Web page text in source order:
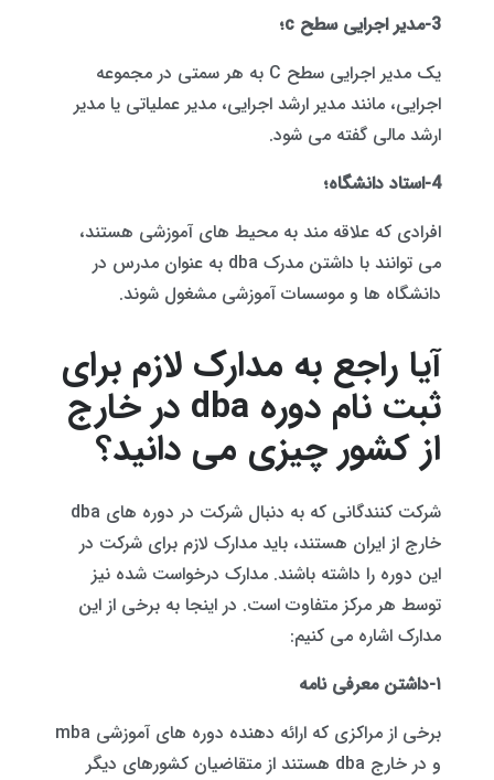
3-مدیر اجرایی سطح c؛
یک مدیر اجرایی سطح C به هر سمتی در مجموعه
اجرایی، مانند مدیر ارشد اجرایی، مدیر عملیاتی یا مدیر
ارشد مالی گفته می شود.
4-استاد دانشگاه؛
افرادی که علاقه مند به محیط های آموزشی هستند،
می توانند با داشتن مدرک dba به عنوان مدرس در
دانشگاه ها و موسسات آموزشی مشغول شوند.
آیا راجع به مدارک لازم برای
ثبت نام دوره dba در خارج
از کشور چیزی می دانید؟
شرکت کنندگانی که به دنبال شرکت در دوره های dba
خارج از ایران هستند، باید مدارک لازم برای شرکت در
این دوره را داشته باشند. مدارک درخواست شده نیز
توسط هر مرکز متفاوت است. در اینجا به برخی از این
مدارک اشاره می کنیم:
۱-داشتن معرفی نامه
برخی از مراکزی که ارائه دهنده دوره های آموزشی mba
و در خارج dba هستند از متقاضیان کشورهای دیگر